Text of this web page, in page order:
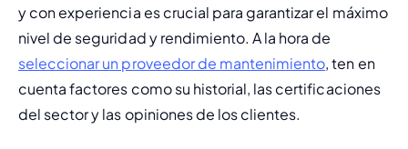
y con experiencia es crucial para garantizar el máximo
seleccionar un proveedor de mantenimiento, ten en
cuenta factores como su historial, las certificaciones
del sector y las opiniones de los clientes.